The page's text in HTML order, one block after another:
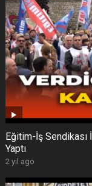
Eğitim-İş
Yaptı
2 yıl ago